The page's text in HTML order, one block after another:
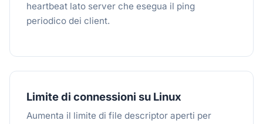
heartbeat lato server che esegua il ping
periodico dei client.
Limite di connessioni su Linux
Aumenta il limite di file descriptor aperti per